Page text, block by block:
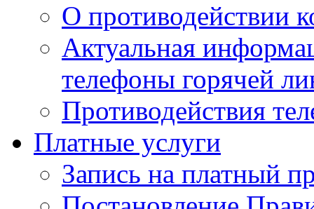
О противодействии
Актуальная
телефоны горячей
Противодействия
Платные услуги
Запись на платный